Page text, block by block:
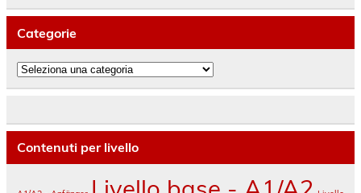
Categorie
Categorie
Contenuti per livello